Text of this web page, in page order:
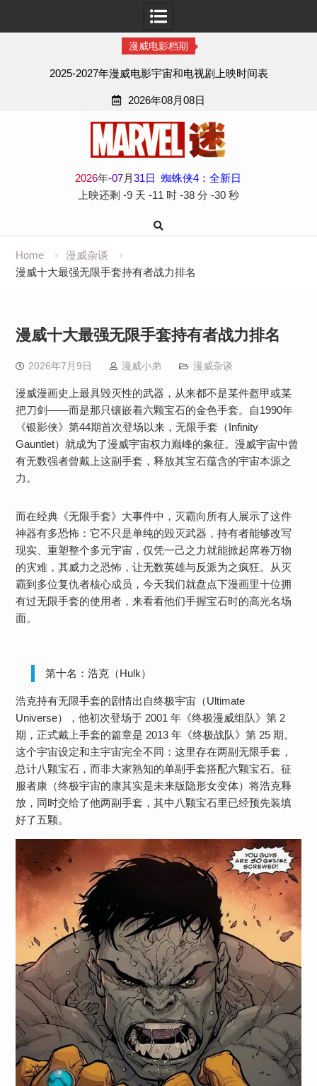
漫威电影档期
2025-2027年漫威电影宇宙和电视剧上映时间表
2026年08月08日
2026年-07月31日
蜘蛛侠4：全新日
上映还剩 -9 天 -11 时 -38 分 -31 秒
Home
漫威杂谈
漫威十大最强无限手套持有者战力排名
漫威十大最强无限手套持有者战力排名
2026年7月9日 漫威小弟 漫威杂谈
漫威漫画史上最具毁灭性的武器，从来都不是某件盔甲或某
把刀剑——而是那只镶嵌着六颗宝石的金色手套。自1990年
《银影侠》第44期首次登场以来，无限手套（Infinity
Gauntlet）就成为了漫威宇宙权力巅峰的象征。漫威宇宙中曾
有无数强者曾戴上这副手套，释放其宝石蕴含的宇宙本源之
力。
而在经典《无限手套》大事件中，灭霸向所有人展示了这件
神器有多恐怖：它不只是单纯的毁灭武器，持有者能够改写
现实、重塑整个多元宇宙，仅凭一己之力就能掀起席卷万物
的灾难，其威力之恐怖，让无数英雄与反派为之疯狂。从灭
霸到多位复仇者核心成员，今天我们就盘点下漫画里十位拥
有过无限手套的使用者，来看看他们手握宝石时的高光名场
面。
第十名：浩克（Hulk）
浩克持有无限手套的剧情出自终极宇宙（Ultimate
Universe），他初次登场于 2001 年《终极漫威组队》第 2
期，正式戴上手套的篇章是 2013 年《终极战队》第 25 期。
这个宇宙设定和主宇宙完全不同：这里存在两副无限手套，
总计八颗宝石，而非大家熟知的单副手套搭配六颗宝石。征
服者康（终极宇宙的康其实是未来版隐形女变体）将浩克释
放，同时交给了他两副手套，其中八颗宝石里已经预先装填
好了五颗。